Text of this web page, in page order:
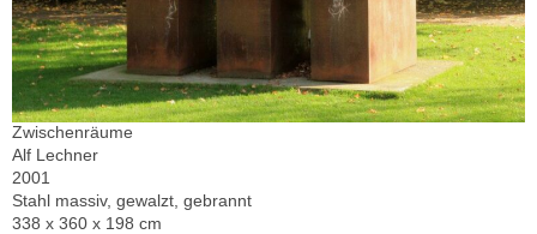
Zwischenräume
Alf Lechner
2001
Stahl massiv, gewalzt, gebrannt
338 x 360 x 198 cm